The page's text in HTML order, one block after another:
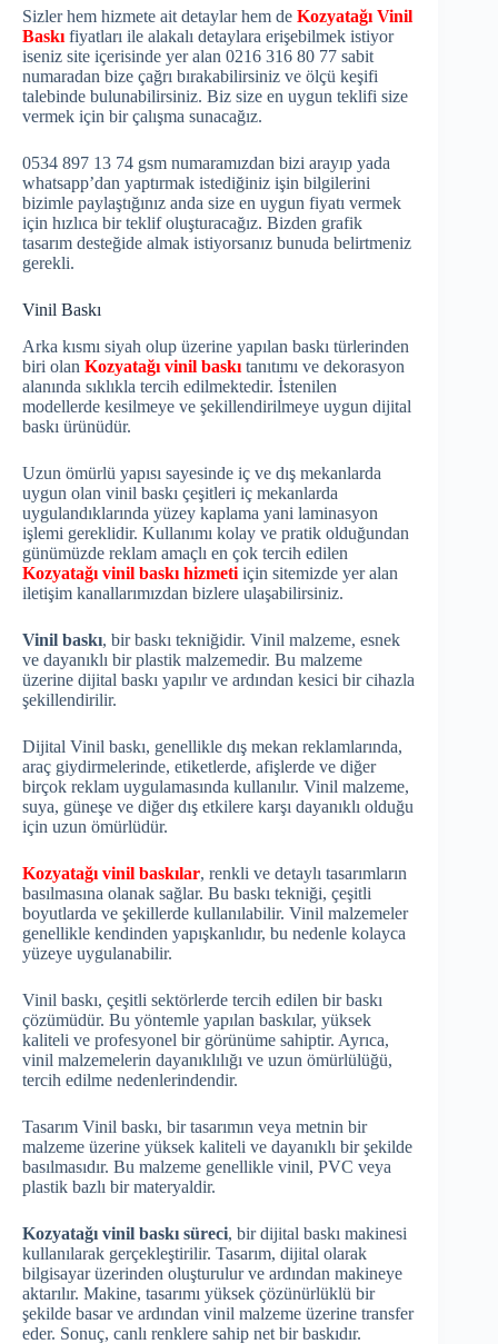
Sizler hem hizmete ait detaylar hem de Kozyatağı Vinil
Baskı fiyatları ile alakalı detaylara erişebilmek istiyor
iseniz site içerisinde yer alan 0216 316 80 77 sabit
numaradan bize çağrı bırakabilirsiniz ve ölçü keşifi
talebinde bulunabilirsiniz. Biz size en uygun teklifi size
vermek için bir çalışma sunacağız.
0534 897 13 74 gsm numaramızdan bizi arayıp yada
whatsapp’dan yaptırmak istediğiniz işin bilgilerini
bizimle paylaştığınız anda size en uygun fiyatı vermek
için hızlıca bir teklif oluşturacağız. Bizden grafik
tasarım desteğide almak istiyorsanız bunuda belirtmeniz
gerekli.
Vinil Baskı
Arka kısmı siyah olup üzerine yapılan baskı türlerinden
biri olan Kozyatağı vinil baskı tanıtımı ve dekorasyon
alanında sıklıkla tercih edilmektedir. İstenilen
modellerde kesilmeye ve şekillendirilmeye uygun dijital
baskı ürünüdür.
Uzun ömürlü yapısı sayesinde iç ve dış mekanlarda
uygun olan vinil baskı çeşitleri iç mekanlarda
uygulandıklarında yüzey kaplama yani laminasyon
işlemi gereklidir. Kullanımı kolay ve pratik olduğundan
günümüzde reklam amaçlı en çok tercih edilen
Kozyatağı vinil baskı hizmeti için sitemizde yer alan
iletişim kanallarımızdan bizlere ulaşabilirsiniz.
Vinil baskı, bir baskı tekniğidir. Vinil malzeme, esnek
ve dayanıklı bir plastik malzemedir. Bu malzeme
üzerine dijital baskı yapılır ve ardından kesici bir cihazla
şekillendirilir.
Dijital Vinil baskı, genellikle dış mekan reklamlarında,
araç giydirmelerinde, etiketlerde, afişlerde ve diğer
birçok reklam uygulamasında kullanılır. Vinil malzeme,
suya, güneşe ve diğer dış etkilere karşı dayanıklı olduğu
için uzun ömürlüdür.
Kozyatağı vinil baskılar, renkli ve detaylı tasarımların
basılmasına olanak sağlar. Bu baskı tekniği, çeşitli
boyutlarda ve şekillerde kullanılabilir. Vinil malzemeler
genellikle kendinden yapışkanlıdır, bu nedenle kolayca
yüzeye uygulanabilir.
Vinil baskı, çeşitli sektörlerde tercih edilen bir baskı
çözümüdür. Bu yöntemle yapılan baskılar, yüksek
kaliteli ve profesyonel bir görünüme sahiptir. Ayrıca,
vinil malzemelerin dayanıklılığı ve uzun ömürlülüğü,
tercih edilme nedenlerindendir.
Tasarım Vinil baskı, bir tasarımın veya metnin bir
malzeme üzerine yüksek kaliteli ve dayanıklı bir şekilde
basılmasıdır. Bu malzeme genellikle vinil, PVC veya
plastik bazlı bir materyaldir.
Kozyatağı vinil baskı süreci, bir dijital baskı makinesi
kullanılarak gerçekleştirilir. Tasarım, dijital olarak
bilgisayar üzerinden oluşturulur ve ardından makineye
aktarılır. Makine, tasarımı yüksek çözünürlüklü bir
şekilde basar ve ardından vinil malzeme üzerine transfer
eder. Sonuç, canlı renklere sahip net bir baskıdır.